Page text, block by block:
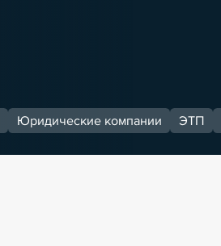
Юридические компании ЭТП